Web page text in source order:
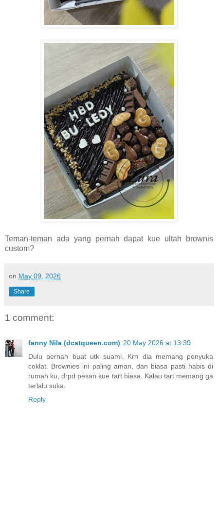
Teman-teman ada yang pernah dapat kue ultah brownis
custom?
on May 09, 2026
Share
1 comment:
fanny Nila (dcatqueen.com) 20 May 2026 at 13:39
Dulu pernah buat utk suami. Krn dia memang penyuka
coklat. Brownies ini paling aman, dan biasa pasti habis di
rumah ku, drpd pesan kue tart biasa. Kalau tart memang ga
terlalu suka.
Reply